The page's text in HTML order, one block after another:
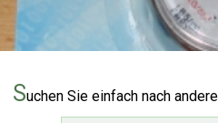
Suchen Sie einfach nach